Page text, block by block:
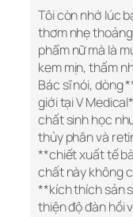
Tôi còn nhớ lúc
thơm nhẹ
phẩm nữ mà là
kem mịn, thấm
Bác sĩ nói, dòng
giới tại V
chất sinh học
thủy phân và
**chiết xuất tế
chất này không
**kích thích sản
thiện độ đàn hồi